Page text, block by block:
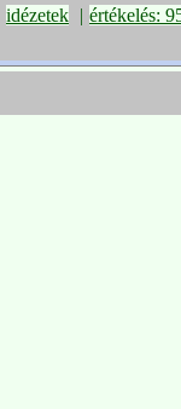
idézetek | értékelés: